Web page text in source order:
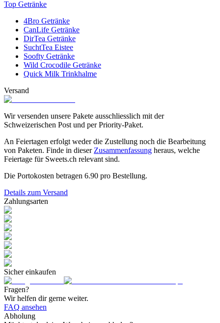
Top Getränke
4Bro Getränke
CanLife Getränke
DirTea Getränke
SuchtTea Eistee
Soofty Getränke
Wild Crocodile Getränke
Quick Milk Trinkhalme
Versand
Wir versenden unsere Pakete ausschliesslich mit der
Schweizerischen Post und per Priority-Paket.
An Feiertagen erfolgt weder die Zustellung noch die Bearbeitung
von Paketen. Finde in dieser Zusammenfassung heraus, welche
Feiertage für Sweets.ch relevant sind.
Die Portokosten betragen 6.90 pro Bestellung.
Details zum Versand
Zahlungsarten
Sicher einkaufen
Fragen?
Wir helfen dir gerne weiter.
FAQ ansehen
Abholung